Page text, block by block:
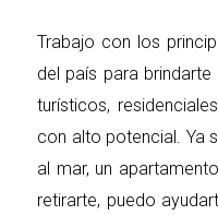
Costos Adicionales:
gastos adicionales
cumplimiento legal.
rápidamente si no se
Trabajo con los
del país para
turísticos,
con alto potencial. Ya
al mar, un
retirarte, puedo